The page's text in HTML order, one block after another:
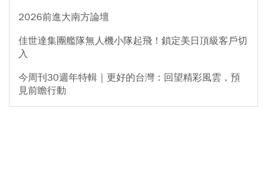
2026前進大南方論壇
佳世達集團艦隊無人機小隊起飛！鎖定美日頂級客戶切
入
今周刊30週年特輯｜更好的台灣：回望精彩風雲，預
見前瞻行動